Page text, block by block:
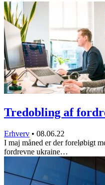
Tredobling af
Erhverv • 08.06.22
I maj måned er der foreløbigt
fordrevne ukraine…